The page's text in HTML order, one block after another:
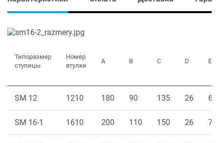
Типоразмер
ступицы
Номер
втулки
A B C D E
SM 12 1210 180 90 135 26 6.5
SM 16-1 1610 200 110 150 26 7.5